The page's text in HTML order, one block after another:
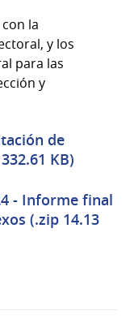
la
y los
para las
y
de
KB)
- Informe final
(.zip 14.13